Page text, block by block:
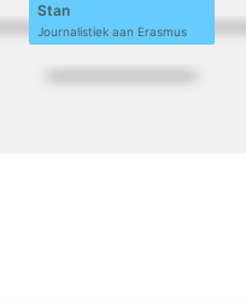
Stan
Journalistiek aan Erasmus